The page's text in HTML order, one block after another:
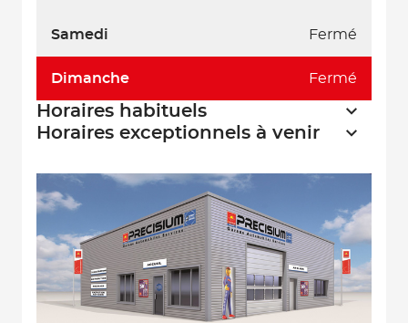
Samedi Fermé
Dimanche Fermé
Horaires habituels
Horaires exceptionnels à venir